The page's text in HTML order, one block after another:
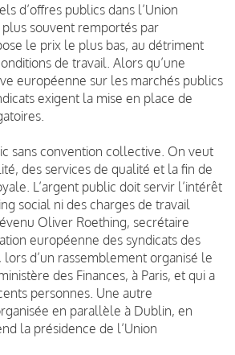
d’offres publics dans l’Union
souvent remportés par
le prix le plus bas, au détriment
de travail. Alors qu’une
européenne sur les marchés publics
exigent la mise en place de
sans convention collective. On veut
des services de qualité et la fin de
L’argent public doit servir l’intérêt
social ni des charges de travail
Oliver Roething, secrétaire
européenne des syndicats des
lors d’un rassemblement organisé le
des Finances, à Paris, et qui a
personnes. Une autre
en parallèle à Dublin, en
la présidence de l’Union